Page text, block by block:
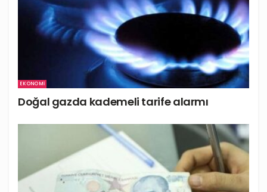
EKONOMI
Doğal gazda kademeli tarife alarmı